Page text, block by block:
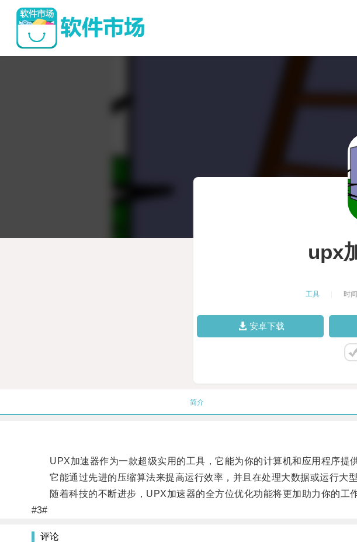
upx
工具 时
安卓下载
简介
UPX加速器作为一款超级实用的工具，它能为你的计算机和应用程序提供
它能通过先进的压缩算法来提高运行效率，并且在处理大数据或运行大
随着科技的不断进步，UPX加速器的全方位优化功能将更加助力你的工作
#3#
评论